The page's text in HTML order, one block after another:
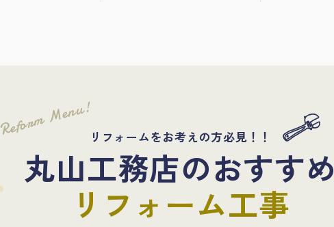
Reform Menu! リフォームをお考えの方必見！！
丸山工務店のおすす
リフォーム工事